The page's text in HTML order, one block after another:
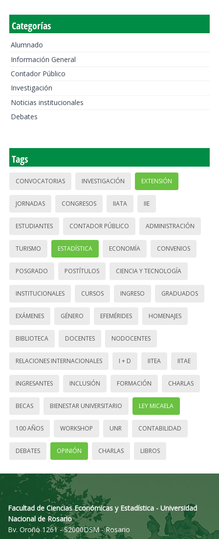
Categorías
Alumnado
Información General
Contador Público
Investigación
Noticias institucionales
Debates
Tags
CONVOCATORIAS INVESTIGACIÓN EXTENSIÓN
JORNADAS CONGRESOS IIATA IIE
ESTUDIANTES CONTADOR PÚBLICO ADMINISTRACIÓN
TURISMO ESTADÍSTICA ECONOMÍA CONVENIOS
POSGRADO POSTÍTULOS CIENCIA Y TECNOLOGÍA
INSTITUCIONALES CURSOS INGRESO GRADUADOS
EXÁMENES GÉNERO EFEMÉRIDES HOMENAJES
BIBLIOTECA DOCENTES NODOCENTES
RELACIONES INTERNACIONALES I + D IITEA IITAE
INGRESANTES INCLUSIÓN FORMACIÓN CHARLAS
BECAS BIENESTAR UNIVERSITARIO LEY MICAELA
100 AÑOS WORKSHOP UNR CONTABILIDAD
DEBATES OPINIÓN CHARLAS LIBROS
Facultad de Ciencias Económicas y Estadística - Universidad
Nacional de Rosario
Bv. Oroño 1261 - S2000DSM - Rosario